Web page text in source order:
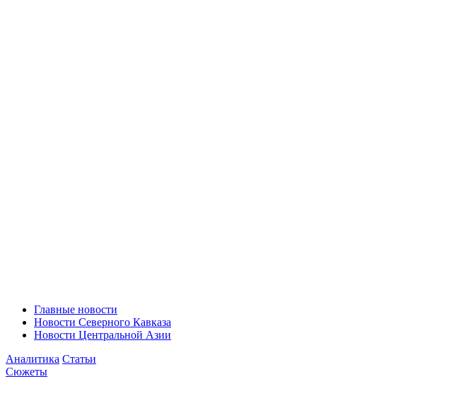
Главные новости
Новости Северного Кавказа
Новости Центральной Азии
Аналитика Статьи
Сюжеты